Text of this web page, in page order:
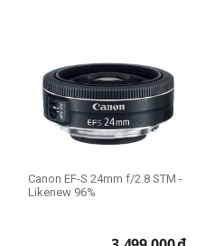
Canon EF-S 24mm f/2.8 STM -
Likenew 96%